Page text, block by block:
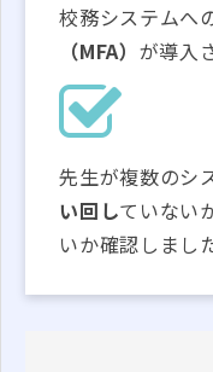
校務システムへ
（MFA） が導入
先生が複数のシ
い回していない
いか確認しまし